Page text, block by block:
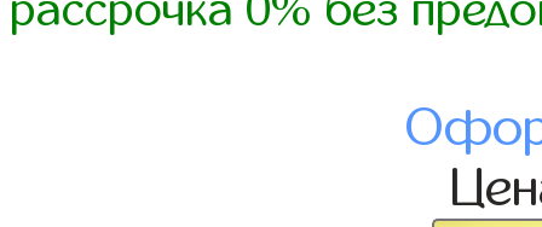
рассрочка 0% без